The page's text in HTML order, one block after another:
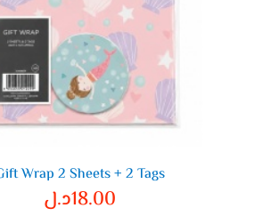
Wrap 2 Sheets + 2 Tags
18.00د.ل